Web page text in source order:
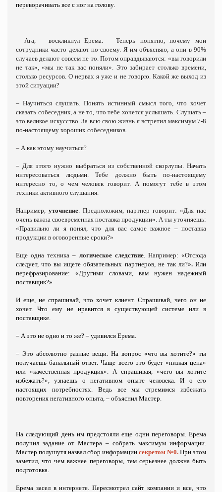
переворачивать все с ног на голову.
– Ага, – воскликнул Ерема. – Теперь понятно, почему мои
сотрудники часто делают по-своему. Я им объясняю, а они в 90%
случаев делают совсем не то. Потом оправдываются: «вы говорили
не так», «мы не так вас поняли». Это забирает столько времени,
столько ресурсов. О нервах я уже и не говорю. Какой же выход из
этой ситуации?
– Научиться слушать. Понять истинный смысл того, что хочет
сказать собеседник, а не то, что тебе хочется услышать. Слушать –
это великое искусство. За всю свою жизнь я встретил максимум 7-8
по-настоящему хороших собеседников.
– А как этому научиться?
– Для этого нужно выбраться из собственной скорлупы. Начать
интересоваться людьми. Тебе должно быть по-настоящему
интересно то, о чем человек говорит. А помогут тебе в этом
техники активного слушания.
Например, уточнение . Предположим, партнер говорит: «Для нас
очень важна своевременная поставка продукции». А ты уточняешь:
«Правильно ли я понял, что для вас самое важное – поставка
продукции в оговоренные сроки?»
Еще одна техника – логическое следствие. Например: «Отсюда
следует, что вы ищете обязательных партнеров, не так ли?».Или
перефразирование: «Другими словами, вам нужен надежный
поставщик?»
И еще, не спрашивай, что хочет клиент. Спрашивай, чего он не
хочет. Что ему не нравится в существующей системе
или в
поставщике.
– А это не одно и то же? – удивился Ерема.
– Это абсолютно разные вещи. На вопрос «что вы хотите?» ты
получаешь банальный ответ. Чаще всего это будет «низкая цена»
или «качественная продукция». А спрашивая, «чего вы хотите
избежать?», узнаешь о негативном опыте человека. И о его
настоящих потребностях. Ведь все мы стремимся избежать
повторения негативного опыта, – объяснил Мастер.
На следующий день им предстояли еще одни переговоры. Ерема
получил задание от Мастера – собрать максимум информации.
Мастер полушутя назвал сбор информации секретом №0. При этом
заметил, что чем важнее переговоры, тем серьезнее должна быть
подготовка.
Ерема засел в интернете. Пересмотрел сайт компании и все, что